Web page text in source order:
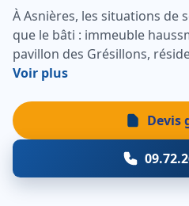
À Asnières, les situations
que le bâti : immeuble
pavillon des Grésillons,
Voir plus
Devis